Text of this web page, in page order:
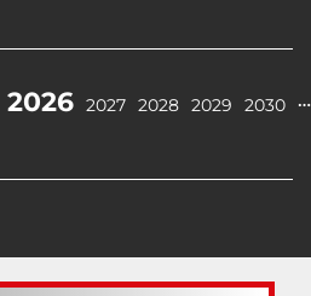
2026 2027 2028 2029 2030 …